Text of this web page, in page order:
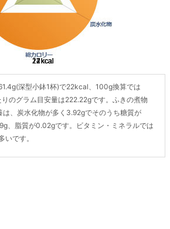
深型小鉢1杯)で22kcal、100g換算では
のグラム目安量は222.22gです。ふきの煮物
は、炭水化物が多く3.92gでそのうち糖質が
、脂質が0.02gです。ビタミン・ミネラルでは
いです。